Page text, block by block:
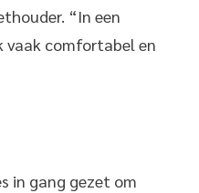
“In een
vaak comfortabel en
in gang gezet om